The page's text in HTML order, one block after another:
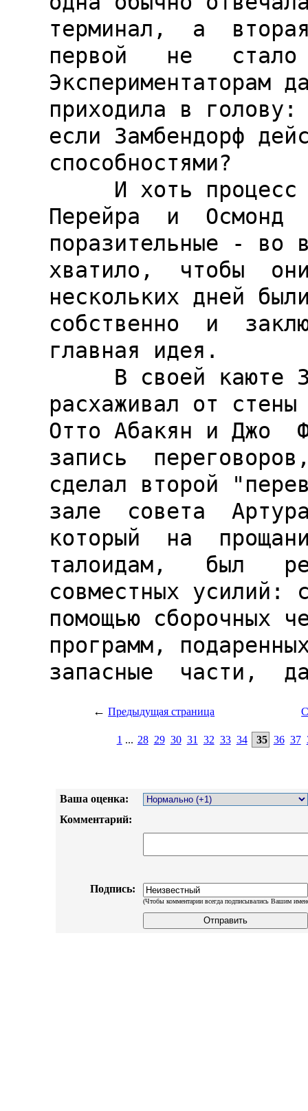
← Предыдущая страница
1 ... 28 29 30 31 32 33 34 35 36 37
Ваша оценка:
Комментарий:
Подпись:
(Чтобы комментарии всегда подписывались Вашим